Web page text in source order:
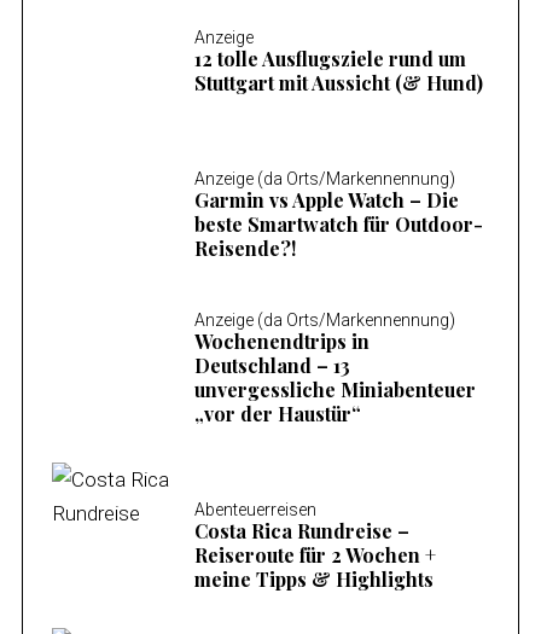
Anzeige
12 tolle Ausflugsziele rund um
Stuttgart mit Aussicht (& Hund)
Anzeige (da Orts/Markennennung)
Garmin vs Apple Watch – Die
beste Smartwatch für Outdoor-
Reisende?!
Anzeige (da Orts/Markennennung)
Wochenendtrips in
Deutschland – 13
unvergessliche Miniabenteuer
„vor der Haustür“
Abenteuerreisen
Costa Rica Rundreise –
Reiseroute für 2 Wochen +
meine Tipps & Highlights
f
o